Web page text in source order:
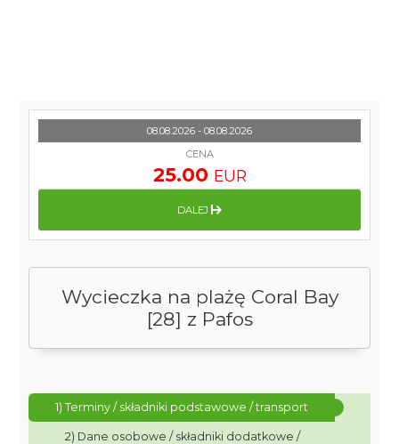
Wycieczka na plażę Coral Bay
[28] z Pafos
1) Terminy / składniki podstawowe / transport
2) Dane osobowe / składniki dodatkowe /
08.08.2026 - 08.08.2026
CENA
25.00 EUR
DALEJ